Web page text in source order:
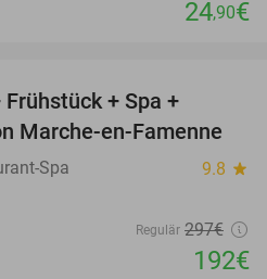
24,90€
+ Spa +
Marche-en-Famenne
Spa 9.8 star
Regulär 297€
192€